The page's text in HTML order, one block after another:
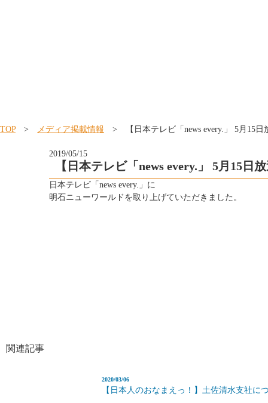
TOP> メディア掲載情報 > 【日本テレビ「news every.」 5月15日
2019/05/15
【日本テレビ「news every.」 5月15
日本テレビ「news every.」に
明石ニューワールドを取り上げていただきました。
関連記事
2020/03/06
【日本人のおなまえっ！】土佐清水支社に